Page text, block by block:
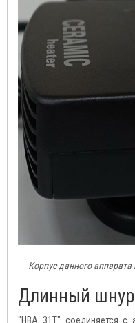
Корпус данного
Длинный шнур
"HBA 31T" соединяется с